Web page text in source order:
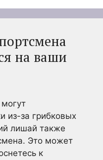
на ваши
из-за грибковых
лишай также
Это может
к